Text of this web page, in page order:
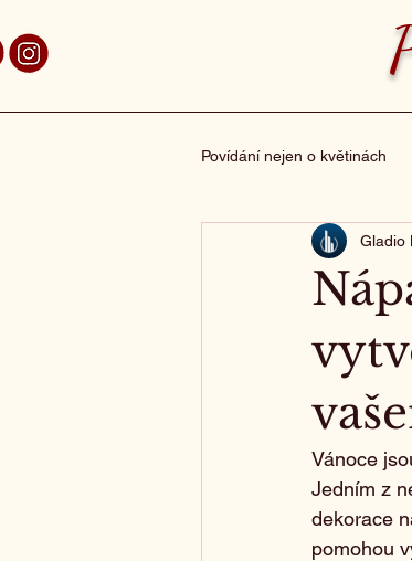
Povídání nejen o květinách
Vánoční dekoraceGladio
Vánoce
Jedním z
dekorace
pomohou